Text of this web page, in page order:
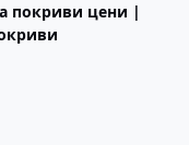
покриви цени |